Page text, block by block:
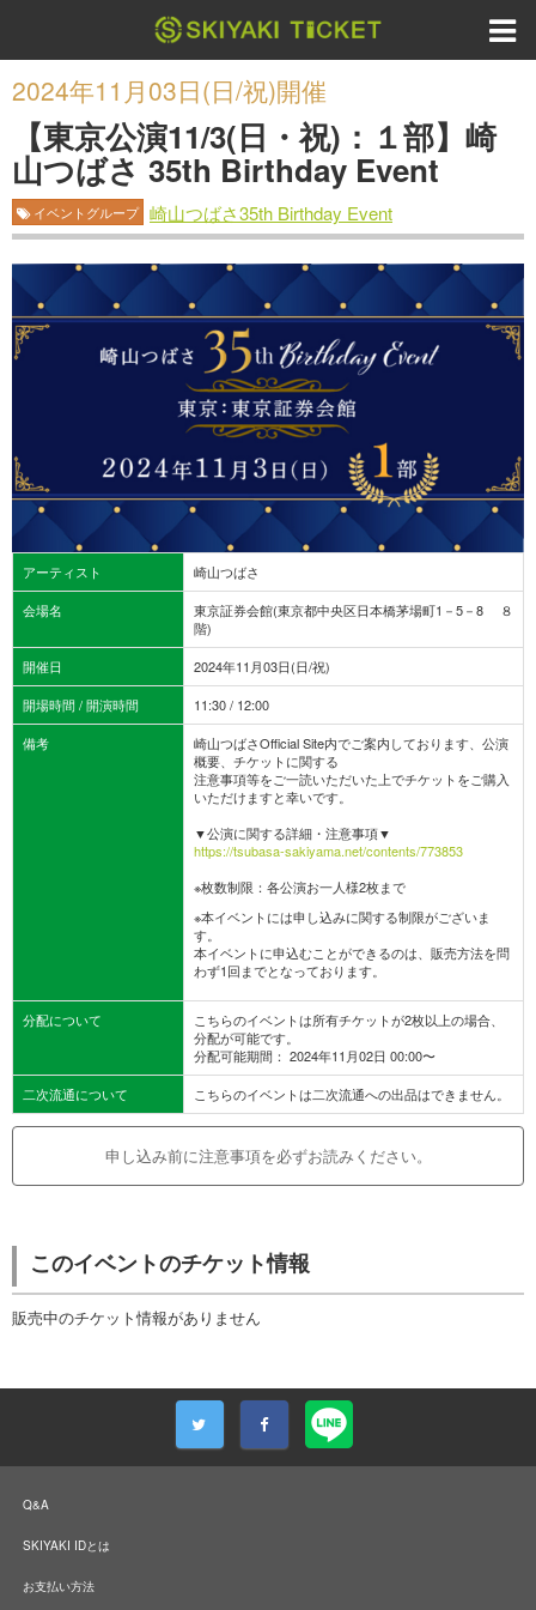
2024年11月03日(日/祝)開催
【東京公演11/3(日・祝)：１部】崎
山つばさ 35th Birthday Event
イベントグループ 崎山つばさ35th Birthday Event
アーティスト
崎山つばさ
会場名
東京証券会館(東京都中央区日本橋茅場町1－5－8 ８
階)
開催日
2024年11月03日(日/祝)
開場時間 / 開演時間
11:30 / 12:00
備考
崎山つばさOfficial Site内でご案内しております、公演
概要、チケットに関する
注意事項等をご一読いただいた上でチケットをご購入
いただけますと幸いです。
▼公演に関する詳細・注意事項▼
https://tsubasa-sakiyama.net/contents/773853
※枚数制限：各公演お一人様2枚まで
※本イベントには申し込みに関する制限がございま
す。
本イベントに申込むことができるのは、販売方法を問
わず1回までとなっております。
分配について
こちらのイベントは所有チケットが2枚以上の場合、
分配が可能です。
分配可能期間： 2024年11月02日 00:00〜
二次流通について
こちらのイベントは二次流通への出品はできません。
申し込み前に注意事項を必ずお読みください。
このイベントのチケット情報
販売中のチケット情報がありません
Q&A
SKIYAKI IDとは
お支払い方法